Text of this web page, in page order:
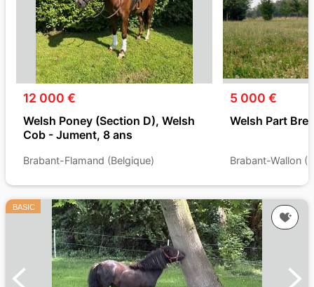
12 000 €
Welsh Poney (Section D), Welsh
Cob - Jument, 8 ans
Brabant-Flamand (Belgique)
5 000 €
Welsh Part
Brabant-Wallon
BASIC